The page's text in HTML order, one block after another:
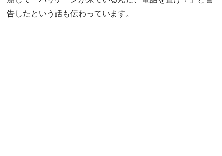
告したという話も伝わっています。